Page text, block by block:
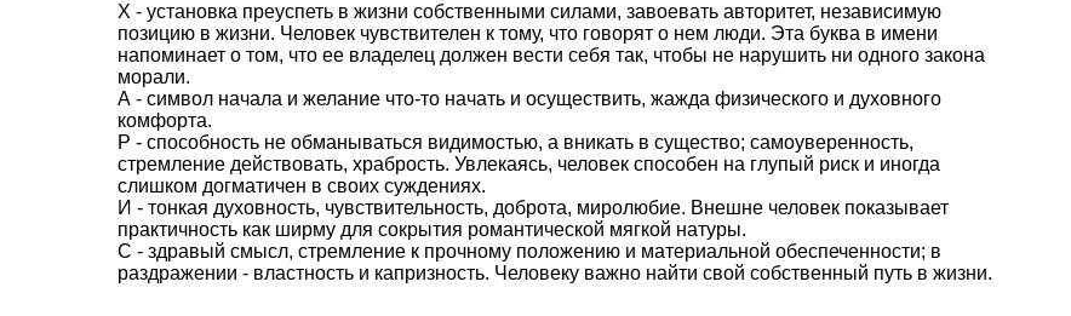
Х - установка преуспеть в жизни собственными силами, завоевать авторитет, независимую
позицию в жизни. Человек чувствителен к тому, что говорят о нем люди. Эта буква в имени
напоминает о том, что ее владелец должен вести себя так, чтобы не нарушить ни одного закона
морали.
А - символ начала и желание что-то начать и осуществить, жажда физического и духовного
комфорта.
Р - способность не обманываться видимостью, а вникать в существо; самоуверенность,
стремление действовать, храбрость. Увлекаясь, человек способен на глупый риск и иногда
слишком догматичен в своих суждениях.
И - тонкая духовность, чувствительность, доброта, миролюбие. Внешне человек показывает
практичность как ширму для сокрытия романтической мягкой натуры.
С - здравый смысл, стремление к прочному положению и материальной обеспеченности; в
раздражении - властность и капризность. Человеку важно найти свой собственный путь в жизни.